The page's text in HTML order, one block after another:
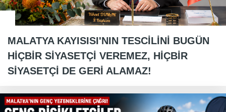
MALATYA KAYISISI'NIN TESCİLİNİ BUGÜN
HİÇBİR SİYASETÇİ VEREMEZ, HİÇBİR
SİYASETÇİ DE GERİ ALAMAZ!